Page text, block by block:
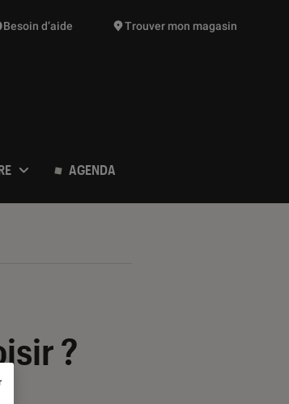
de produits vont vous être proposées
Besoin d’aide Trouver mon magasin
AGENDA
?